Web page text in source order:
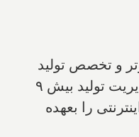
و تخصص تولید
رسانه دیجیتال دارد و مدیریت تولید بیش ۹
را بعهده